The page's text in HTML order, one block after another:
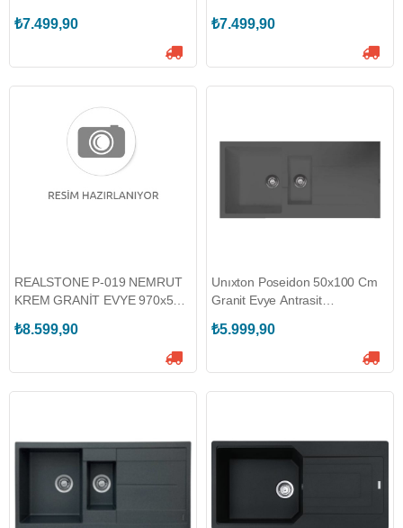
013-B)
₺7.499,90
013-G)
₺7.499,90
REALSTONE P-019 NEMRUT
KREM GRANİT EVYE 970x520
₺8.599,90
Unıxton Poseidon 50x100 Cm
Granit Evye Antrasit
₺5.999,90